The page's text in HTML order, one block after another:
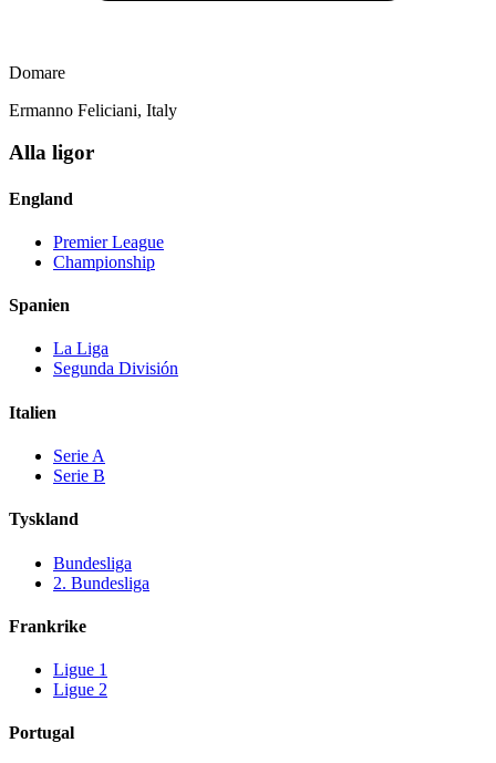
Domare
Ermanno Feliciani, Italy
Alla ligor
England
Premier League
Championship
Spanien
La Liga
Segunda División
Italien
Serie A
Serie B
Tyskland
Bundesliga
2. Bundesliga
Frankrike
Ligue 1
Ligue 2
Portugal